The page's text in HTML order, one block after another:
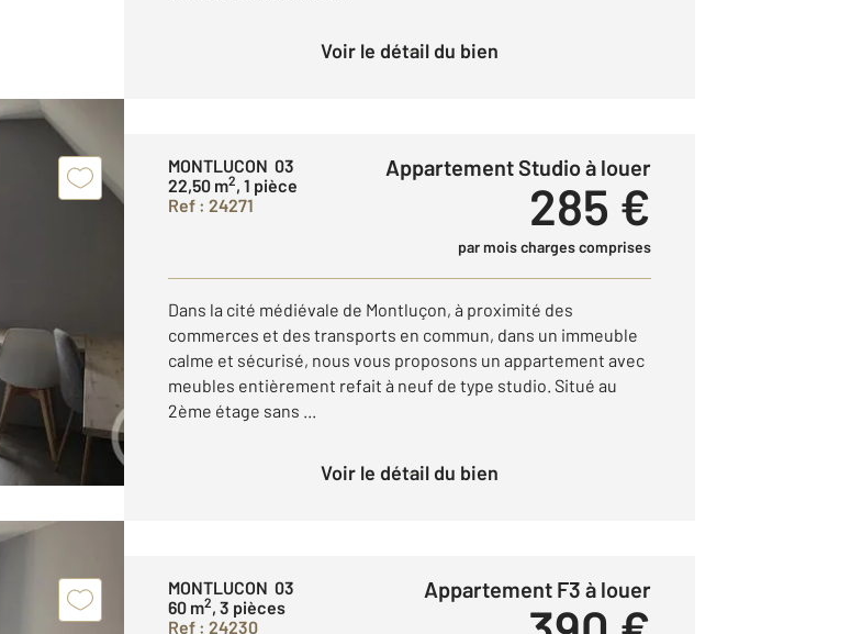
Voir le détail du bien
MONTLUCON 03
22,50 m2, 1 pièce
Ref : 24271
Appartement Studio à louer
285 €
par mois charges comprises
Dans la cité médiévale de Montluçon, à proximité des
commerces et des transports en commun, dans un immeuble
calme et sécurisé, nous vous proposons un appartement avec
meubles entièrement refait à neuf de type studio. Situé au
2ème étage sans ...
Voir le détail du bien
MONTLUCON 03
60 m2, 3 pièces
Ref : 24230
Appartement F3 à louer